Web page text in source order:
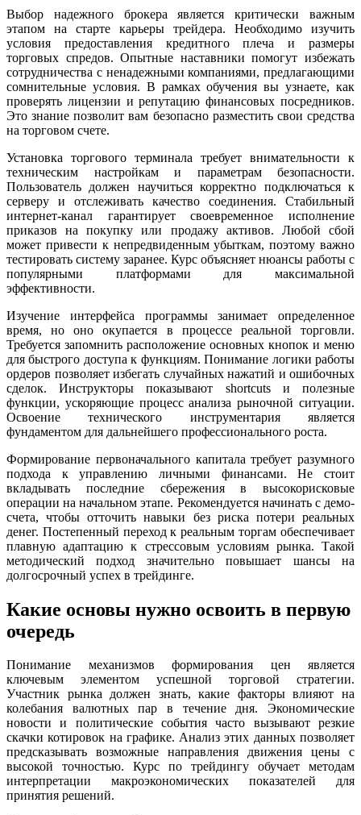
Выбор надежного брокера является критически важным
этапом на старте карьеры трейдера. Необходимо изучить
условия предоставления кредитного плеча и размеры
торговых спредов. Опытные наставники помогут избежать
сотрудничества с ненадежными компаниями, предлагающими
сомнительные условия. В рамках обучения вы узнаете, как
проверять лицензии и репутацию финансовых посредников.
Это знание позволит вам безопасно разместить свои средства
на торговом счете.
Установка торгового терминала требует внимательности к
техническим настройкам и параметрам безопасности.
Пользователь должен научиться корректно подключаться к
серверу и отслеживать качество соединения. Стабильный
интернет-канал гарантирует своевременное исполнение
приказов на покупку или продажу активов. Любой сбой
может привести к непредвиденным убыткам, поэтому важно
тестировать систему заранее. Курс объясняет нюансы работы с
популярными платформами для максимальной
эффективности.
Изучение интерфейса программы занимает определенное
время, но оно окупается в процессе реальной торговли.
Требуется запомнить расположение основных кнопок и меню
для быстрого доступа к функциям. Понимание логики работы
ордеров позволяет избегать случайных нажатий и ошибочных
сделок. Инструкторы показывают shortcuts и полезные
функции, ускоряющие процесс анализа рыночной ситуации.
Освоение технического инструментария является
фундаментом для дальнейшего профессионального роста.
Формирование первоначального капитала требует разумного
подхода к управлению личными финансами. Не стоит
вкладывать последние сбережения в высокорисковые
операции на начальном этапе. Рекомендуется начинать с демо-
счета, чтобы отточить навыки без риска потери реальных
денег. Постепенный переход к реальным торгам обеспечивает
плавную адаптацию к стрессовым условиям рынка. Такой
методический подход значительно повышает шансы на
долгосрочный успех в трейдинге.
Какие основы нужно освоить в первую
очередь
Понимание механизмов формирования цен является
ключевым элементом успешной торговой стратегии.
Участник рынка должен знать, какие факторы влияют на
колебания валютных пар в течение дня. Экономические
новости и политические события часто вызывают резкие
скачки котировок на графике. Анализ этих данных позволяет
предсказывать возможные направления движения цены с
высокой точностью. Курс по трейдингу обучает методам
интерпретации макроэкономических показателей для
принятия решений.